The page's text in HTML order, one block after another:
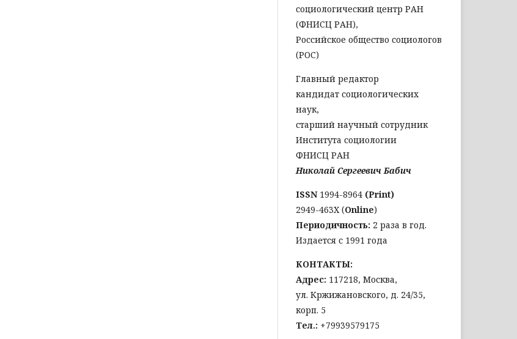
социологический центр РАН
(ФНИСЦ РАН),
Российское общество социологов
(РОС)
Главный редактор
кандидат социологических
наук,
старший научный сотрудник
Института социологии
ФНИСЦ РАН
Николай Сергеевич Бабич
ISSN 1994-8964 (Print)
2949-463Х (Online)
Периодичность: 2 раза в год.
Издается с 1991 года
КОНТАКТЫ:
Адрес: 117218, Москва,
ул. Кржижановского, д. 24/35,
корп. 5
Тел.: +79939579175